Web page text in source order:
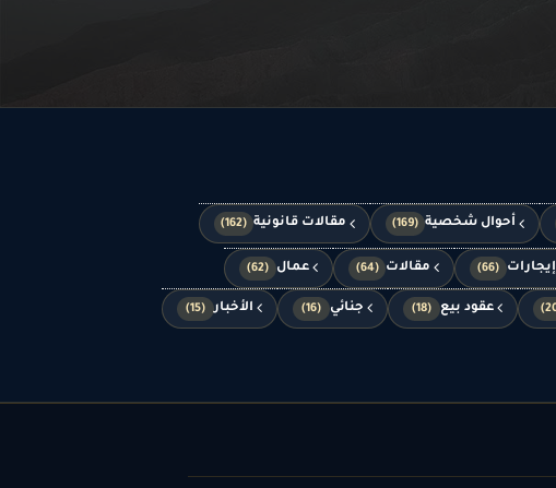
أحوال شخصية (169) مقالات قانونية (162)
إيجارات (66) مقالات (64) عمال (62)
عقود بيع (18) جنائي (16) الأخبار (15)